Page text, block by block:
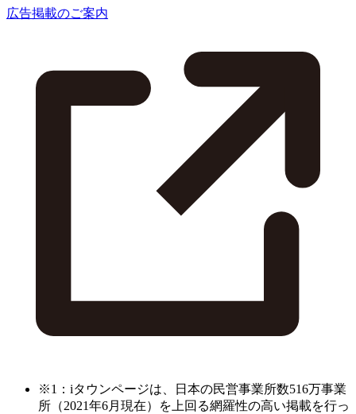
広告掲載のご案内
※1：iタウンページは、日本の民営事業所数516万事業
所（2021年6月現在）を上回る網羅性の高い掲載を行っ